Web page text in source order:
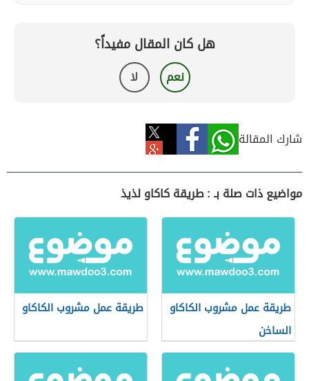
هل كان المقال مفيداً؟
نعم لا
شارك المقالة
مواضيع ذات صلة بـ : طريقة كاكاو لذيذ
طريقة عمل مشروب الكاكاو
الساخن
طريقة عمل مشروب الكاكاو